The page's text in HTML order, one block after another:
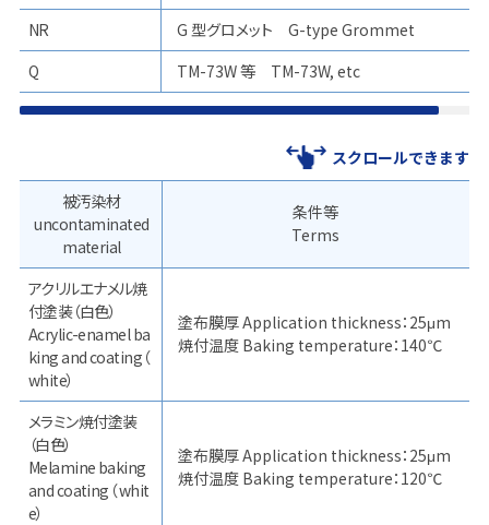
NR
G 型グロメット G-type Grommet
Q
TM-73W 等 TM-73W, etc
スクロールできます
被汚染材
uncontaminated
material
条件等
Terms
アクリルエナメル焼
付塗装（白色）
Acrylic-enamel ba
king and coating（
white）
塗布膜厚 Application thickness：25μm
焼付温度 Baking temperature：140℃
メラミン焼付塗装
（白色）
Melamine baking
and coating（ whit
e）
塗布膜厚 Application thickness：25μm
焼付温度 Baking temperature：120℃